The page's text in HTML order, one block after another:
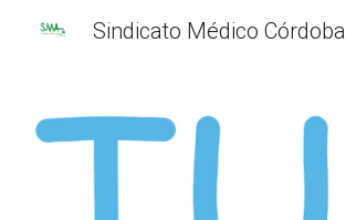
Sindicato Médico Córdoba